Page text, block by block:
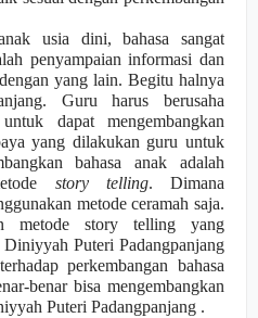
usia dini, bahasa sangat
penyampaian informasi dan
yang lain. Begitu halnya
Guru harus berusaha
dapat mengembangkan
yang dilakukan guru untuk
bahasa anak adalah
story telling. Dimana
metode ceramah saja.
metode story telling yang
Puteri Padangpanjang
perkembangan bahasa
benar bisa mengembangkan
Puteri Padangpanjang .